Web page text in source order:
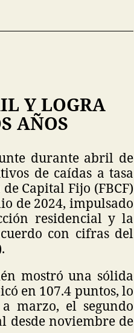
Y LOGRA
AÑOS
durante abril de
de caídas a tasa
Capital Fijo (FBCF)
de 2024, impulsado
residencial y la
con cifras del
mostró una sólida
en 107.4 puntos, lo
marzo, el segundo
desde noviembre de